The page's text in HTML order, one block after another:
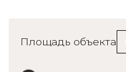
Площадь объекта